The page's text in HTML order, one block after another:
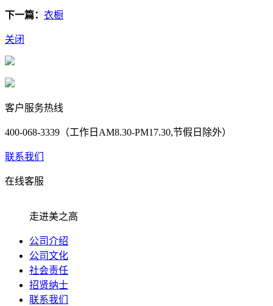
下一篇： 衣橱
关闭
客户服务热线
400-068-3339（工作日AM8.30-PM17.30,节假日除外）
联系我们
在线客服
走进美之高
公司介绍
公司文化
社会责任
招贤纳士
联系我们